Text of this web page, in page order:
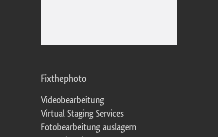
Fixthephoto
Videobearbeitung
Virtual Staging Services
Fotobearbeitung auslagern